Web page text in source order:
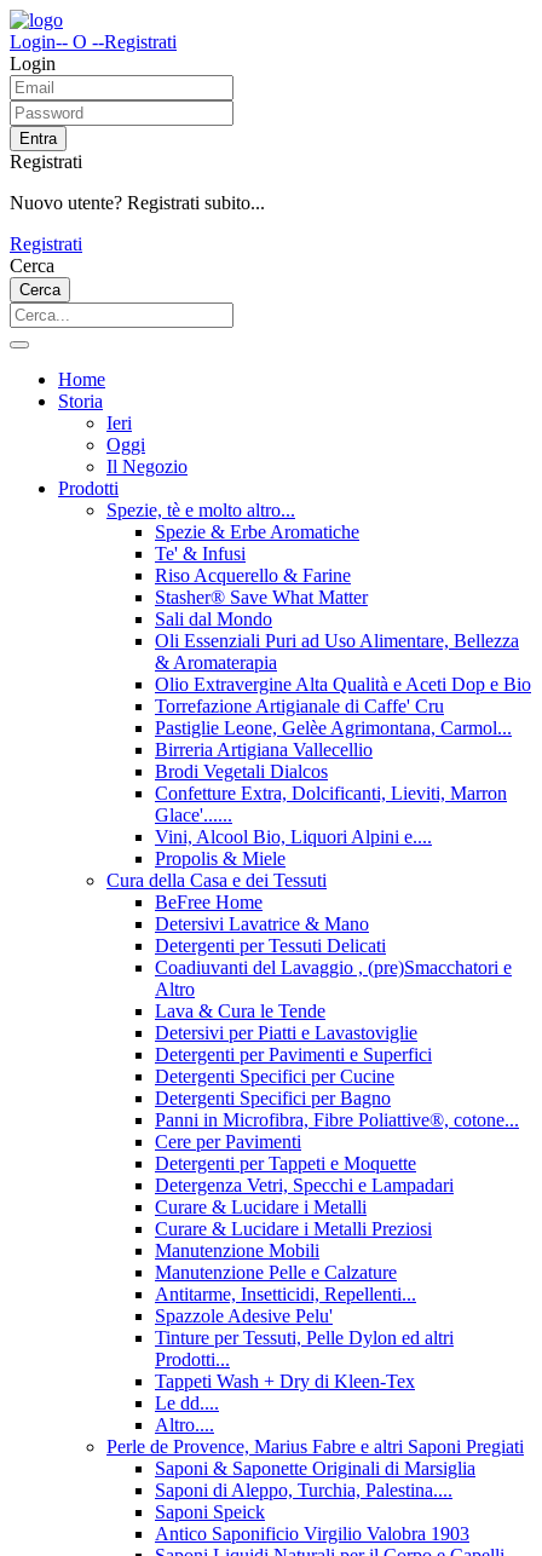
Login-- O --Registrati
Login
Entra
Registrati
Nuovo utente? Registrati subito...
Registrati
Cerca
Cerca
Home
Storia
Ieri
Oggi
Il Negozio
Prodotti
Spezie, tè e molto altro...
Spezie & Erbe Aromatiche
Te' & Infusi
Riso Acquerello & Farine
Stasher®️ Save What Matter
Sali dal Mondo
Oli Essenziali Puri ad Uso Alimentare, Bellezza
& Aromaterapia
Olio Extravergine Alta Qualità e Aceti Dop e Bio
Torrefazione Artigianale di Caffe' Cru
Pastiglie Leone, Gelèe Agrimontana, Carmol...
Birreria Artigiana Vallecellio
Brodi Vegetali Dialcos
Confetture Extra, Dolcificanti, Lieviti, Marron
Glace'......
Vini, Alcool Bio, Liquori Alpini e....
Propolis & Miele
Cura della Casa e dei Tessuti
BeFree Home
Detersivi Lavatrice & Mano
Detergenti per Tessuti Delicati
Coadiuvanti del Lavaggio , (pre)Smacchatori e
Altro
Lava & Cura le Tende
Detersivi per Piatti e Lavastoviglie
Detergenti per Pavimenti e Superfici
Detergenti Specifici per Cucine
Detergenti Specifici per Bagno
Panni in Microfibra, Fibre Poliattive®, cotone...
Cere per Pavimenti
Detergenti per Tappeti e Moquette
Detergenza Vetri, Specchi e Lampadari
Curare & Lucidare i Metalli
Curare & Lucidare i Metalli Preziosi
Manutenzione Mobili
Manutenzione Pelle e Calzature
Antitarme, Insetticidi, Repellenti...
Spazzole Adesive Pelu'
Tinture per Tessuti, Pelle Dylon ed altri
Prodotti...
Tappeti Wash + Dry di Kleen-Tex
Le dd....
Altro....
Perle de Provence, Marius Fabre e altri Saponi Pregiati
Saponi & Saponette Originali di Marsiglia
Saponi di Aleppo, Turchia, Palestina....
Saponi Speick
Antico Saponificio Virgilio Valobra 1903